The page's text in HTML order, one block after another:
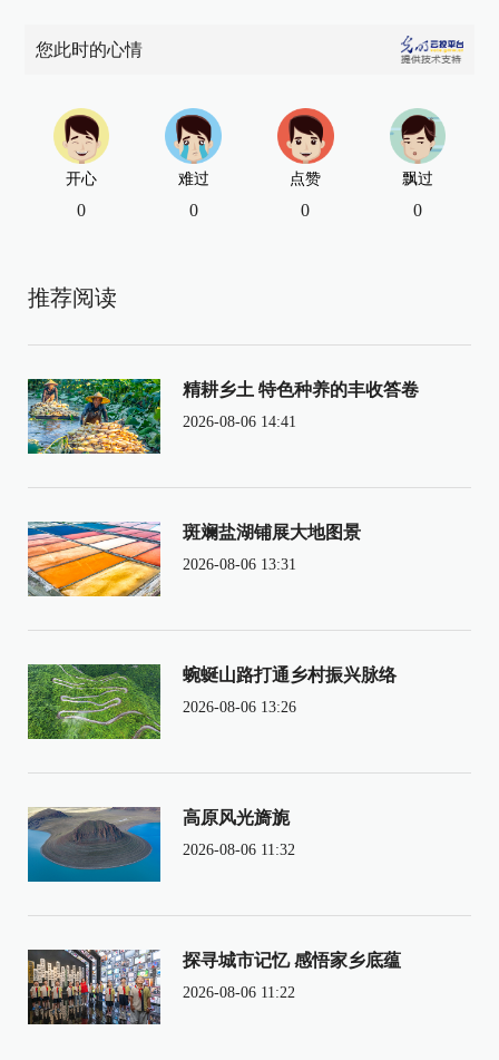
您此时的心情
开心
0
难过
0
点赞
0
飘过
0
推荐阅读
精耕乡土 特色种养的丰收答卷
2026-08-06 14:41
斑斓盐湖铺展大地图景
2026-08-06 13:31
蜿蜒山路打通乡村振兴脉络
2026-08-06 13:26
高原风光旖旎
2026-08-06 11:32
探寻城市记忆 感悟家乡底蕴
2026-08-06 11:22